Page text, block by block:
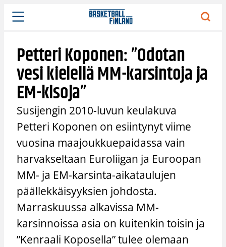
Siirry
sisältöön
Petteri Koponen: ”Odotan
vesi kielellä MM-karsintoja ja
EM-kisoja”
Susijengin 2010-luvun keulakuva
Petteri Koponen on esiintynyt viime
vuosina maajoukkuepaidassa vain
harvakseltaan Euroliigan ja Euroopan
MM- ja EM-karsinta-aikataulujen
päällekkäisyyksien johdosta.
Marraskuussa alkavissa MM-
karsinnoissa asia on kuitenkin toisin ja
”Kenraali Koposella” tulee olemaan